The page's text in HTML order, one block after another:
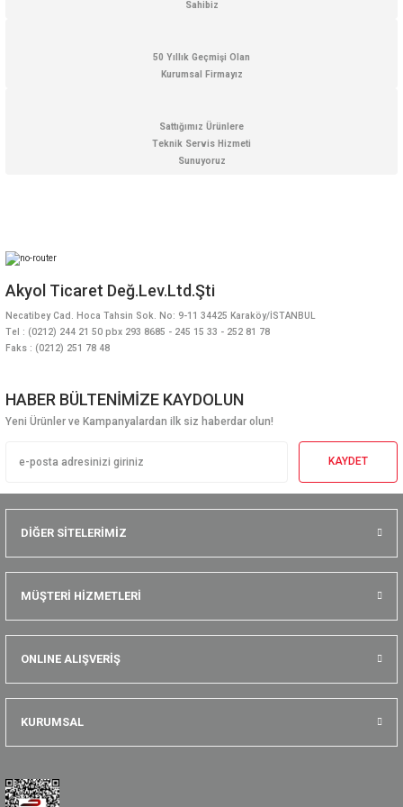
819,06 TL + KDV
BM150X Işıklı Büyüteç Mikroskop 150X
Aynı Gün Kargo
Sahibiz
50 Yıllık Geçmişi Olan
Kurumsal Firmayız
Sattığımız Ürünlere
Teknik Servis Hizmeti
Sunuyoruz
Akyol Ticaret Değ.Lev.Ltd.Şti
Necatibey Cad. Hoca Tahsin Sok. No: 9-11 34425 Karaköy/İSTANBUL
Tel : (0212) 244 21 50 pbx 293 8685 - 245 15 33 - 252 81 78
Faks : (0212) 251 78 48
HABER BÜLTENİMİZE KAYDOLUN
Yeni Ürünler ve Kampanyalardan ilk siz haberdar olun!
KAYDET
DİĞER SİTELERİMİZ
MÜŞTERİ HİZMETLERİ
ONLINE ALIŞVERİŞ
KURUMSAL